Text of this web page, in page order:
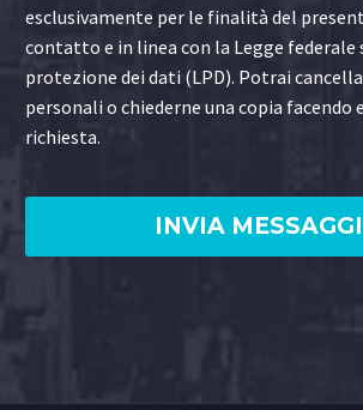
esclusivamente per le finalità del
contatto e in linea con la Legge federale
protezione dei dati (LPD). Potrai
personali o chiederne una copia facendo
richiesta.